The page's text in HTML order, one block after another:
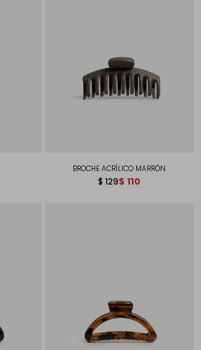
BROCHE ACRÍLICO MARRÓN
$ 129$ 110